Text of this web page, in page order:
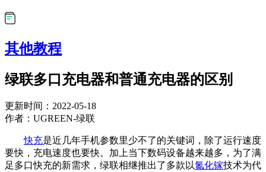
其他教程
绿联多口充电器和普通充电器的区别
更新时间：2022-05-18
作者：UGREEN-绿联
快充是近几年手机参数里少不了的关键词，除了运行速度
要快，充电速度也要快。加上当下数码设备越来越多，为了满
足多口快充的新需求，绿联相继推出了多款以氮化镓技术为代